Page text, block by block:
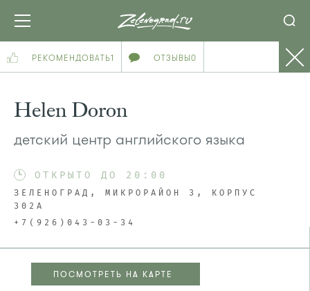
РЕКОМЕНДОВАТЬ1 ОТЗЫВЫ0
Helen Doron
детский центр английского языка
ОТКРЫТО ДО 20:00
ЗЕЛЕНОГРАД, МИКРОРАЙОН 3, КОРПУС
302А
+7(926)043-03-34
ПОСМОТРЕТЬ НА КАРТЕ